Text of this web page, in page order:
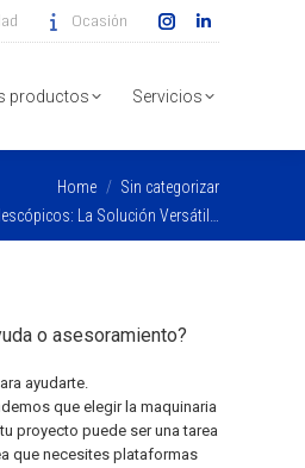
Ocasión
Instagram
opens
window
Linkedin
opens
window
productos Servicios
Home
Sin categorizar
La Solución Versátil…
o asesoramiento?
ayudarte.
que elegir la maquinaria
proyecto puede ser una tarea
que necesites plataformas